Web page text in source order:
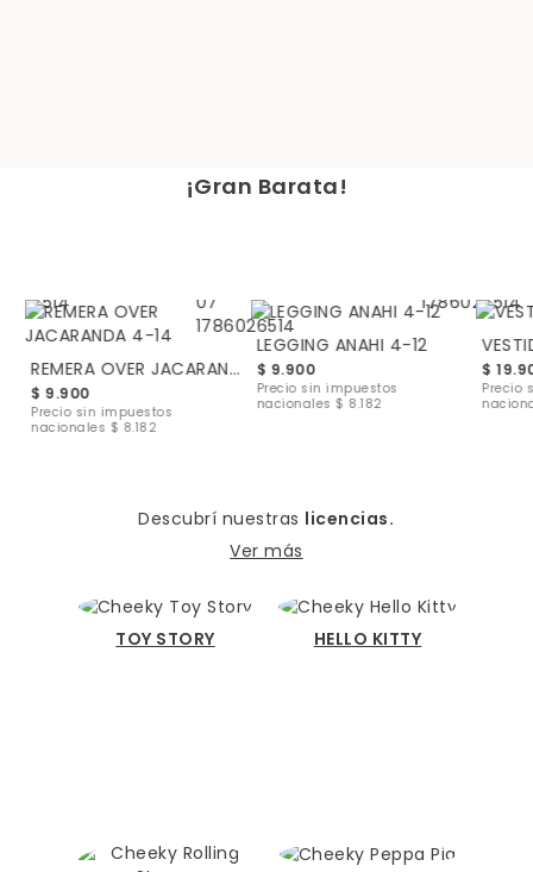
¡Gran Barata!
REMERA OVER JACARANDA 4-14
$ 9.900
Precio sin impuestos
nacionales $ 8.182
LEGGING ANAHI 4-12
$ 9.900
Precio sin impuestos
nacionales $ 8.182
$
Precio
Descubrí nuestras licencias.
Ver más
TOY STORY HELLO KITTY